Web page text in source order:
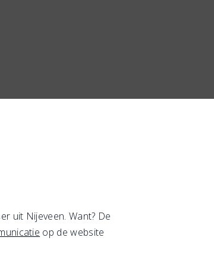
uit Nijeveen. Want? De
op de website